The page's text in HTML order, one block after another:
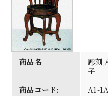
商品名
彫刻
子
商品コード:
A1-